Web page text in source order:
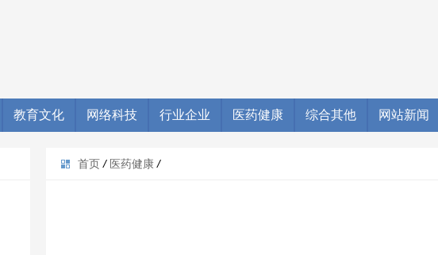
教育文化 网络科技 行业企业 医药健康 综合其他 网站新闻
首页 / 医药健康 /